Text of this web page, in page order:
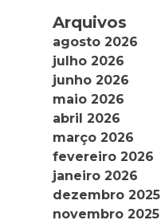
Arquivos
agosto 2026
julho 2026
junho 2026
maio 2026
abril 2026
março 2026
fevereiro 2026
janeiro 2026
dezembro 2025
novembro 2025